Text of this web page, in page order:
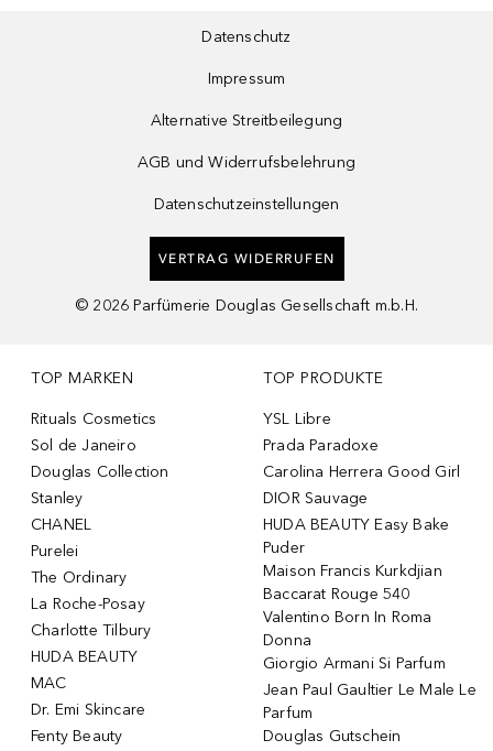
Datenschutz
Impressum
Alternative Streitbeilegung
AGB und Widerrufsbelehrung
Datenschutzeinstellungen
VERTRAG WIDERRUFEN
© 2026 Parfümerie Douglas Gesellschaft m.b.H.
TOP MARKEN
Rituals Cosmetics
Sol de Janeiro
Douglas Collection
Stanley
CHANEL
Purelei
The Ordinary
La Roche-Posay
Charlotte Tilbury
HUDA BEAUTY
MAC
Dr. Emi Skincare
Fenty Beauty
TOP PRODUKTE
YSL Libre
Prada Paradoxe
Carolina Herrera Good Girl
DIOR Sauvage
HUDA BEAUTY Easy Bake
Puder
Maison Francis Kurkdjian
Baccarat Rouge 540
Valentino Born In Roma
Donna
Giorgio Armani Si Parfum
Jean Paul Gaultier Le Male Le
Parfum
Douglas Gutschein